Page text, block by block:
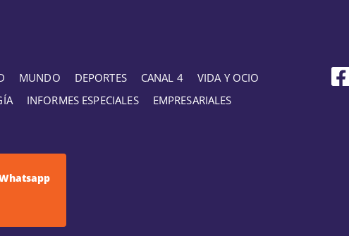
MUNDO DEPORTES CANAL 4
VIDA Y OCIO
INFORMES ESPECIALES EMPRESARIALES